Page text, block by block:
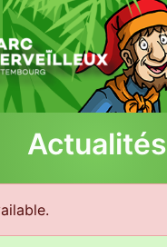
Actualités